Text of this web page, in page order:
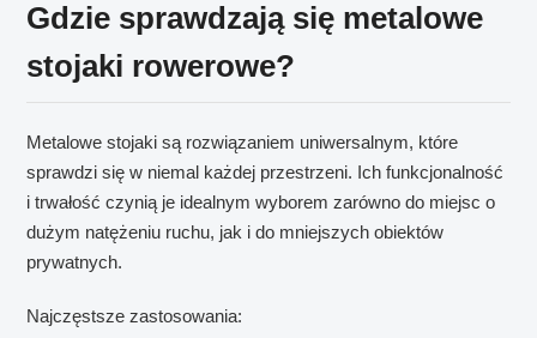
Gdzie sprawdzają się metalowe
stojaki rowerowe?
Metalowe stojaki są rozwiązaniem uniwersalnym, które
sprawdzi się w niemal każdej przestrzeni. Ich funkcjonalność
i trwałość czynią je idealnym wyborem zarówno do miejsc o
dużym natężeniu ruchu, jak i do mniejszych obiektów
prywatnych.
Najczęstsze zastosowania: